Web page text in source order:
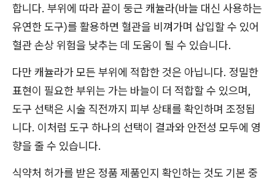
합니다. 부위에 따라 끝이 둥근 캐뉼라(바늘 대신 사용하는
유연한 도구)를 활용하면 혈관을 비껴가며 삽입할 수 있어
혈관 손상 위험을 낮추는 데 도움이 될 수 있습니다.
다만 캐뉼라가 모든 부위에 적합한 것은 아닙니다. 정밀한
표현이 필요한 부위는 가는 바늘이 더 적합할 수 있으며,
도구 선택은 시술 직전까지 피부 상태를 확인하며 조정됩
니다. 이처럼 도구 하나의 선택이 결과와 안전성 모두에 영
향을 줄 수 있습니다.
식약처 허가를 받은 정품 제품인지 확인하는 것도 기본 중